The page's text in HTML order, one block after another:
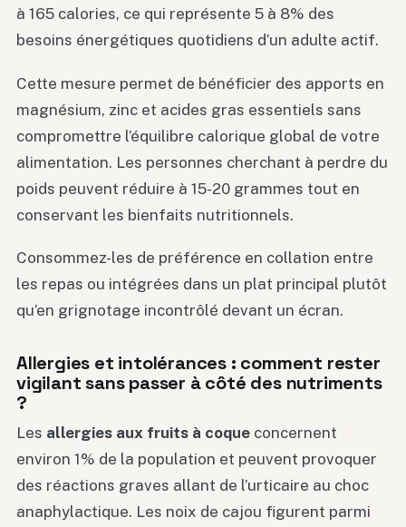
à 165 calories, ce qui représente 5 à 8% des
besoins énergétiques quotidiens d’un adulte actif.
Cette mesure permet de bénéficier des apports en
magnésium, zinc et acides gras essentiels sans
compromettre l’équilibre calorique global de votre
alimentation. Les personnes cherchant à perdre du
poids peuvent réduire à 15-20 grammes tout en
conservant les bienfaits nutritionnels.
Consommez-les de préférence en collation entre
les repas ou intégrées dans un plat principal plutôt
qu’en grignotage incontrôlé devant un écran.
Allergies et intolérances : comment rester
vigilant sans passer à côté des nutriments
?
Les allergies aux fruits à coque concernent
environ 1% de la population et peuvent provoquer
des réactions graves allant de l’urticaire au choc
anaphylactique. Les noix de cajou figurent parmi